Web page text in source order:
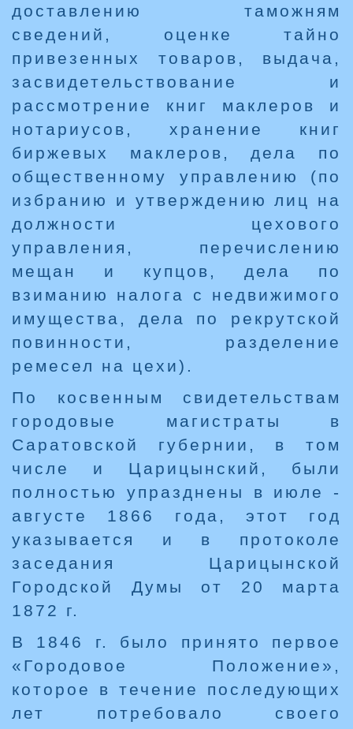
доставлению таможням
сведений, оценке тайно
привезенных товаров, выдача,
засвидетельствование и
рассмотрение книг маклеров и
нотариусов, хранение книг
биржевых маклеров, дела по
общественному управлению (по
избранию и утверждению лиц на
должности цехового
управления, перечислению
мещан и купцов, дела по
взиманию налога с недвижимого
имущества, дела по рекрутской
повинности, разделение
ремесел на цехи).
По косвенным свидетельствам
городовые магистраты в
Саратовской губернии, в том
числе и Царицынский, были
полностью упразднены в июле -
августе 1866 года, этот год
указывается и в протоколе
заседания Царицынской
Городской Думы от 20 марта
1872 г.
В 1846 г. было принято первое
«Городовое Положение»,
которое в течение последующих
лет потребовало своего